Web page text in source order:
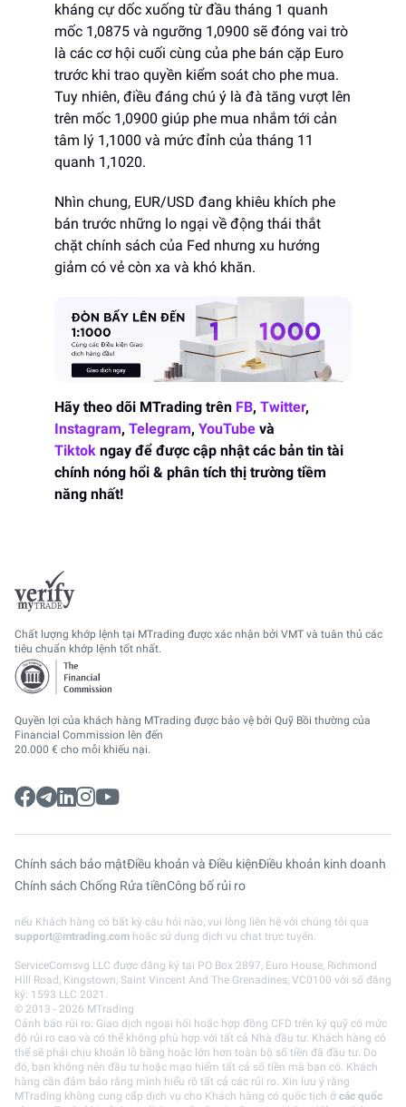
kháng cự dốc xuống từ đầu tháng 1 quanh
mốc 1,0875 và ngưỡng 1,0900 sẽ đóng vai trò
là các cơ hội cuối cùng của phe bán cặp Euro
trước khi trao quyền kiểm soát cho phe mua.
Tuy nhiên, điều đáng chú ý là đà tăng vượt lên
trên mốc 1,0900 giúp phe mua nhắm tới cản
tâm lý 1,1000 và mức đỉnh của tháng 11
quanh 1,1020.
Nhìn chung, EUR/USD đang khiêu khích phe
bán trước những lo ngại về động thái thắt
chặt chính sách của Fed nhưng xu hướng
giảm có vẻ còn xa và khó khăn.
Hãy theo dõi MTrading trên FB, Twitter,
Instagram, Telegram, YouTube và
Tiktok ngay để được cập nhật các bản tin tài
chính nóng hổi & phân tích thị trường tiềm
năng nhất!
Chất lượng khớp lệnh tại MTrading được xác nhận bởi VMT và tuân thủ các
tiêu chuẩn khớp lệnh tốt nhất.
Quyền lợi của khách hàng MTrading được bảo vệ bởi Quỹ Bồi thường của
Financial Commission lên đến
20.000 € cho mỗi khiếu nại.
Chính sách bảo mậtĐiều khoản và Điều kiệnĐiều khoản kinh doanh
Chính sách Chống Rửa tiềnCông bố rủi ro
nếu Khách hàng có bất kỳ câu hỏi nào, vui lòng liên hệ với chúng tôi qua
support@mtrading.com hoặc sử dụng dịch vụ chat trực tuyến.
ServiceComsvg LLC được đăng ký tại PO Box 2897, Euro House, Richmond
Hill Road, Kingstown, Saint Vincent And The Grenadines, VC0100 với số đăng
ký: 1593 LLC 2021.
© 2013 - 2026 MTrading
Cảnh báo rủi ro: Giao dịch ngoại hối hoặc hợp đồng CFD trên ký quỹ có mức
độ rủi ro cao và có thể không phù hợp với tất cả Nhà đầu tư. Khách hàng có
thể sẽ phải chịu khoản lỗ bằng hoặc lớn hơn toàn bộ số tiền đã đầu tư. Do
đó, bạn không nên đầu tư hoặc mạo hiểm tất cả số tiền mà bạn có. Khách
hàng cần đảm bảo rằng mình hiểu rõ tất cả các rủi ro. Xin lưu ý rằng
MTrading không cung cấp dịch vụ cho Khách hàng có quốc tịch ở các quốc